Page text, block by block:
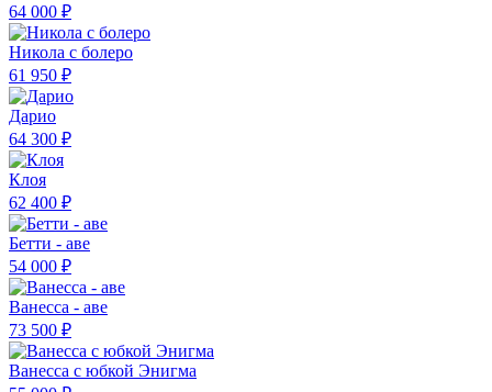
64 000 ₽
Никола с болеро
61 950 ₽
Дарио
64 300 ₽
Клоя
62 400 ₽
Бетти - аве
54 000 ₽
Ванесса - аве
73 500 ₽
Ванесса с юбкой Энигма